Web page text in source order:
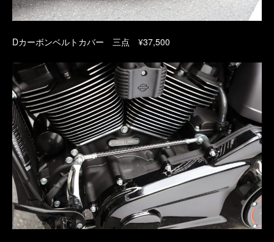
Dカーボンベルトカバー 三点 ¥37,500